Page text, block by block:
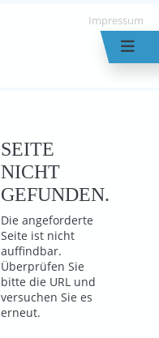
Impressum
SEITE
NICHT
GEFUNDEN.
Die angeforderte
Seite ist nicht
auffindbar.
Überprüfen Sie
bitte die URL und
versuchen Sie es
erneut.